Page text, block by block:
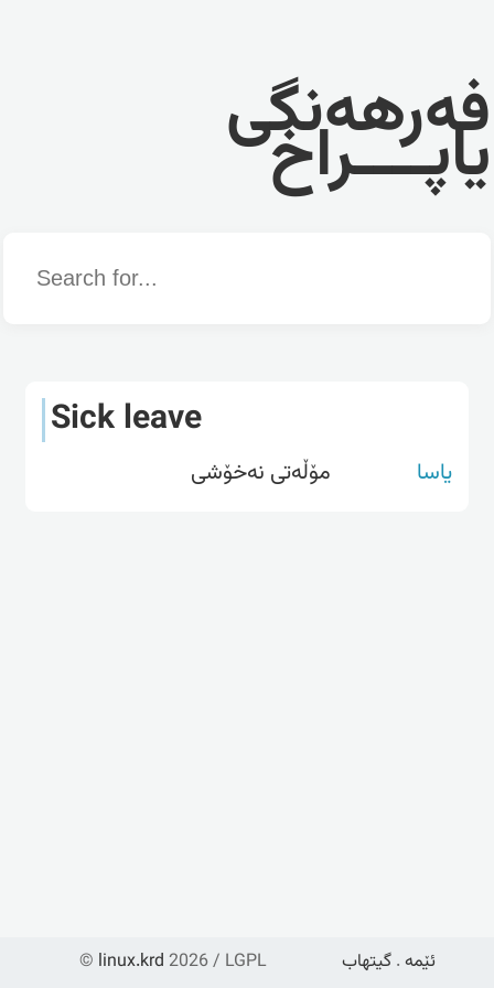
فەرهەنگی
یاپــــراخ
Word
Sick leave
یاسا مۆڵەتی نەخۆشی
© linux.krd 2026 / LGPL ئێمە . گیتهاب